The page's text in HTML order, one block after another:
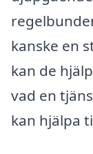
kanske en
kan de
vad en
kan hjälpa